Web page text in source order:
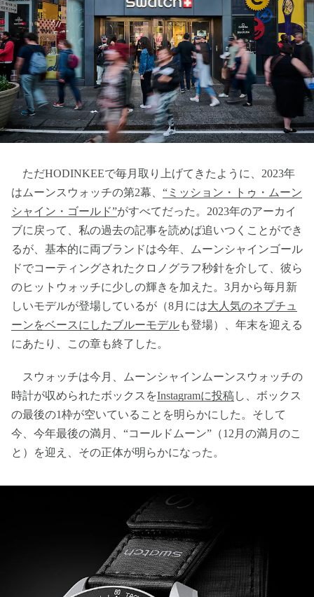
ただHODINKEEで毎月取り上げてきたように、2023年
はムーンスウォッチの第2幕、 “ミッション・トゥ・ムーン
シャイン・ゴールド”がすべてだった。2023年のアーカイ
ブに戻って、私の過去の記事を読めば追いつくことができ
るが、基本的に両ブランドは今年、ムーンシャインゴール
ドでコーティングされたクロノグラフ秒針を介して、彼ら
のヒットウォッチに少しの輝きを加えた。3月から毎月新
しいモデルが登場しているが（8月には大人気のネプチュ
ーンをベースにしたブルーモデルも登場）、年末を迎える
にあたり、この章も終了した。
スウォッチは今月、ムーンシャインムーンスウォッチの
時計が収められたボックスをInstagramに投稿し、ボックス
の最後の1枠が空いていることを明らかにした。そして
今、今年最後の満月、“コールドムーン”（12月の満月のこ
と）を迎え、その正体が明らかになった。